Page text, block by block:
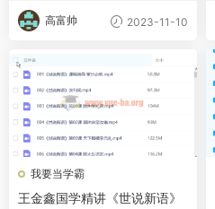
高富帅 2023-11-10
我要当学霸
王金鑫国学精讲《世说新语》